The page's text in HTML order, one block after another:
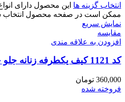
انتخاب گزینه ها این محصول دارای
ممکن است در صفحه محصول انتخاب
نمایش سریع
مقايسه
افزودن به علاقه مندی
کد 1121 کیف یکطرفه زنانه جلو حلقه
360,000 تومان
فروخته شده